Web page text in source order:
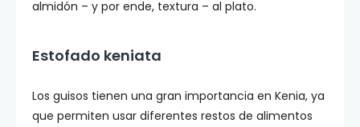
almidón – y por ende, textura – al plato.
Estofado keniata
Los guisos tienen una gran importancia en Kenia, ya
que permiten usar diferentes restos de alimentos